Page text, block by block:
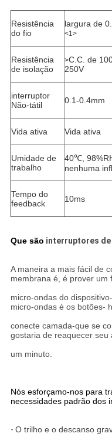
Resistência
do fio
largura de
<1>
Resistência
de isolação
>C.C. de
250V
interruptor
Não-tátil
0.1-0.4mm
Vida ativa Vida ativa
Umidade de
trabalho
40℃,
nenhuma
Tempo do
feedback
10ms
Que são interruptores de
A maneira a mais fácil de
membrana é, é prover um
micro-ondas do
micro-ondas é os botões-
conecte camada-que se
gostaria de reaquecer seu
um minuto.
Nós esforçamo-nos para
necessidades padrão dos
- O trilho e o descanso